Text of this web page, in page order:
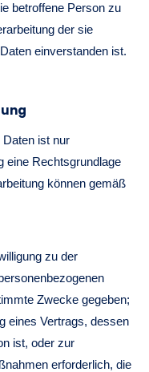
betroffene Person zu
der sie
einverstanden ist.
Daten ist nur
eine Rechtsgrundlage
können gemäß
zu der
Zwecke gegeben;
eines Vertrags, dessen
ist, oder zur
erforderlich, die